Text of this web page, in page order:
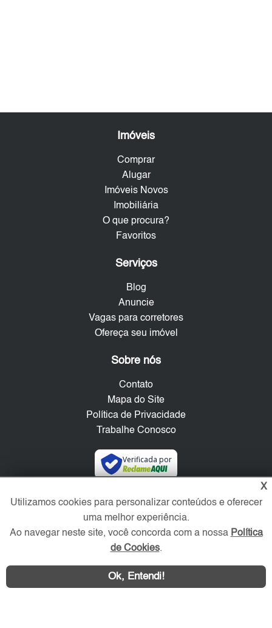
Imóveis
Comprar
Alugar
Imóveis Novos
Imobiliária
O que procura?
Favoritos
Serviços
Blog
Anuncie
Vagas para corretores
Ofereça seu imóvel
Sobre nós
Contato
Mapa do Site
Política de Privacidade
Trabalhe Conosco
Verificada por
Redes Sociais
X
Utilizamos cookies para personalizar conteúdos e oferecer
uma melhor experiência.
Ao navegar neste site, você concorda com a nossa Política
de Cookies.
Ok, Entendi!